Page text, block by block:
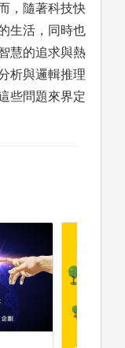
，隨著科技快
生活，同時也
慧的追求與熱
析與邏輯推理
些問題來界定